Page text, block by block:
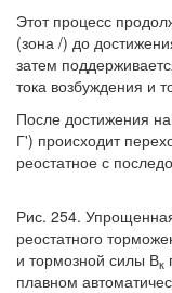
Этот процесс
(зона /) до
затем
тока возбуждения и
После достижения
Г') происходит
реостатное с
Рис. 254.
реостатного
и тормозной силы Вк
плавном